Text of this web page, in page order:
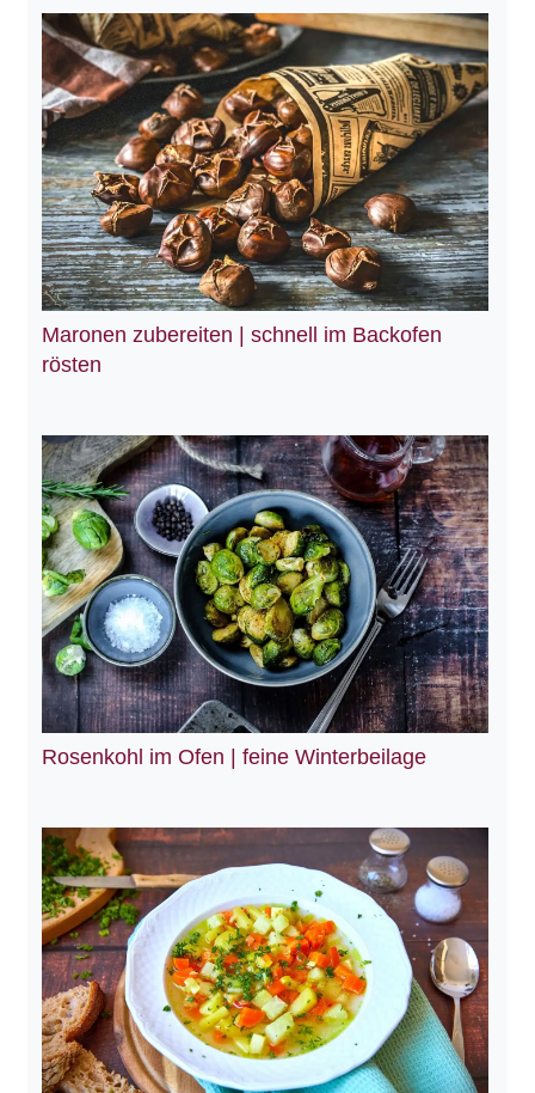
Maronen zubereiten | schnell im Backofen
rösten
Rosenkohl im Ofen | feine Winterbeilage